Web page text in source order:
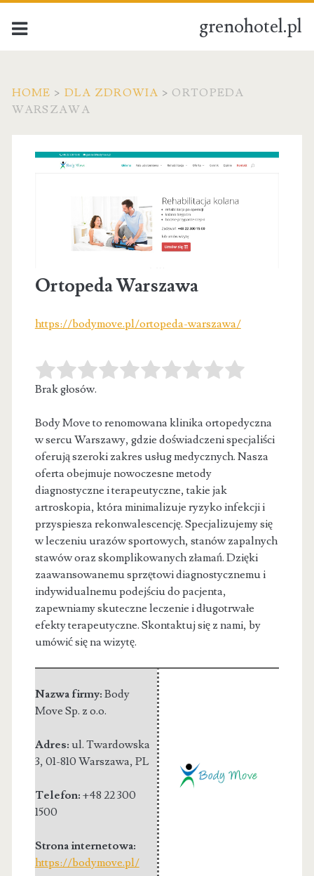
grenohotel.pl
HOME > DLA ZDROWIA > ORTOPEDA
WARSZAWA
Ortopeda Warszawa
https://bodymove.pl/ortopeda-warszawa/
Brak głosów.
Body Move to renomowana klinika ortopedyczna
w sercu Warszawy, gdzie doświadczeni specjaliści
oferują szeroki zakres usług medycznych. Nasza
oferta obejmuje nowoczesne metody
diagnostyczne i terapeutyczne, takie jak
artroskopia, która minimalizuje ryzyko infekcji i
przyspiesza rekonwalescencję. Specjalizujemy się
w leczeniu urazów sportowych, stanów zapalnych
stawów oraz skomplikowanych złamań. Dzięki
zaawansowanemu sprzętowi diagnostycznemu i
indywidualnemu podejściu do pacjenta,
zapewniamy skuteczne leczenie i długotrwałe
efekty terapeutyczne. Skontaktuj się z nami, by
umówić się na wizytę.
Nazwa firmy: Body
Move Sp. z o.o.
Adres: ul. Twardowska
3, 01-810 Warszawa, PL
Telefon: +48 22 300
1500
Strona internetowa:
https://bodymove.pl/